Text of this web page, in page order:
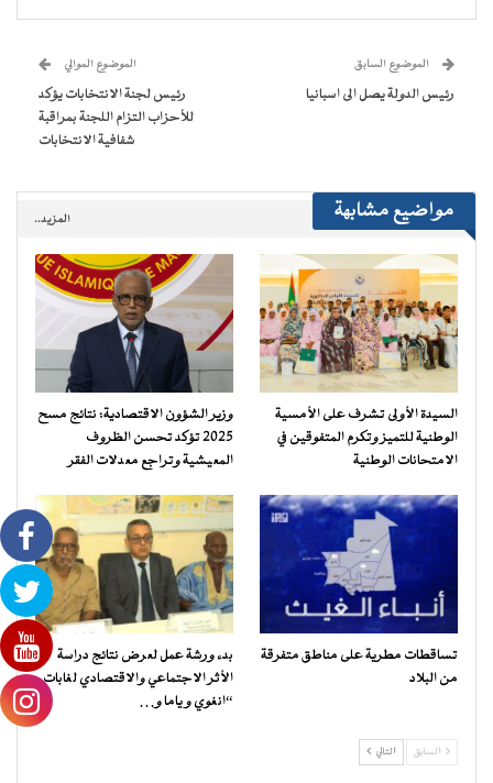
في في في في جديدة) الإلكتروني
نافذة
جديدة)
الموضوع السابق
رئيس الدولة يصل الى اسبانيا
الموضوع الموالي
رئيس لجنة الانتخابات يؤكد
للأحزاب التزام اللجنة بمراقبة
شفافية الانتخابات
مواضيع مشابهة المزيد..
السيدة الأولى تشرف على الأمسية
الوطنية للتميز وتكرم المتفوقين في
الامتحانات الوطنية
وزير الشؤون الاقتصادية: نتائج مسح
2025 تؤكد تحسن الظروف
المعيشية وتراجع معدلات الفقر
تساقطات مطرية على مناطق متفرقة
من البلاد
بدء ورشة عمل لعرض نتائج دراسة
الأثر الاجتماعي والاقتصادي لغابات
“انغوي و ياما و…
السابق التالي